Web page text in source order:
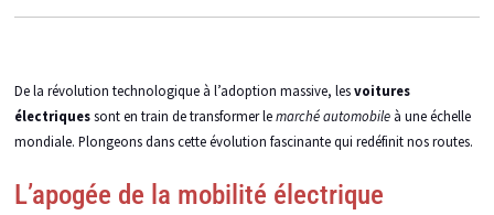
De la révolution technologique à l’adoption massive, lesvoitures
électriquessont en train de transformer lemarché automobileà une échelle
mondiale. Plongeons dans cette évolution fascinante qui redéfinit nos routes.
L’apogée de la mobilité électrique